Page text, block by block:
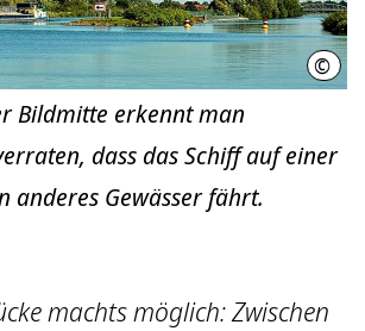
©
Bildmitte erkennt man
dass das Schiff auf einer
anderes Gewässer fährt.
machts möglich: Zwischen